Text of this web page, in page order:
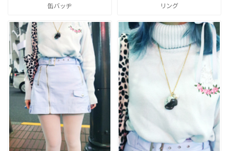
缶バッヂ リング